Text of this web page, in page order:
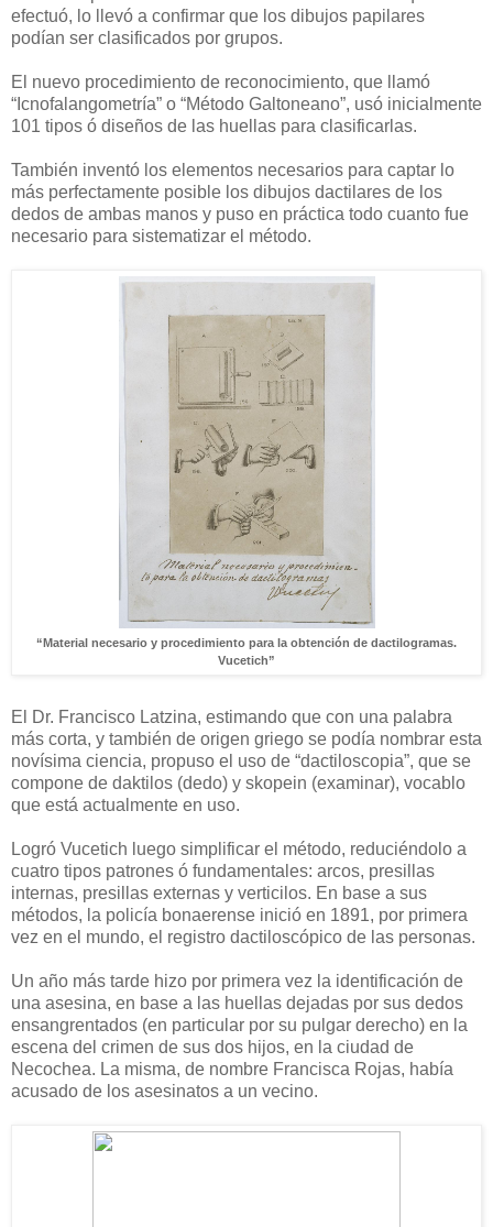
efectuó, lo llevó a confirmar que los dibujos papilares
podían ser clasificados por grupos.
El nuevo procedimiento de reconocimiento, que llamó
“Icnofalangometría” o “Método Galtoneano”, usó inicialmente
101 tipos ó diseños de las huellas para clasificarlas.
También inventó los elementos necesarios para captar lo
más perfectamente posible los dibujos dactilares de los
dedos de ambas manos y puso en práctica todo cuanto fue
necesario para sistematizar el método.
“Material necesario y procedimiento para la obtención de dactilogramas.
Vucetich”
El Dr. Francisco Latzina, estimando que con una palabra
más corta, y también de origen griego se podía nombrar esta
novísima ciencia, propuso el uso de “dactiloscopia”, que se
compone de daktilos (dedo) y skopein (examinar), vocablo
que está actualmente en uso.
Logró Vucetich luego simplificar el método, reduciéndolo a
cuatro tipos patrones ó fundamentales: arcos, presillas
internas, presillas externas y verticilos. En base a sus
métodos, la policía bonaerense inició en 1891, por primera
vez en el mundo, el registro dactiloscópico de las personas.
Un año más tarde hizo por primera vez la identificación de
una asesina, en base a las huellas dejadas por sus dedos
ensangrentados (en particular por su pulgar derecho) en la
escena del crimen de sus dos hijos, en la ciudad de
Necochea. La misma, de nombre Francisca Rojas, había
acusado de los asesinatos a un vecino.